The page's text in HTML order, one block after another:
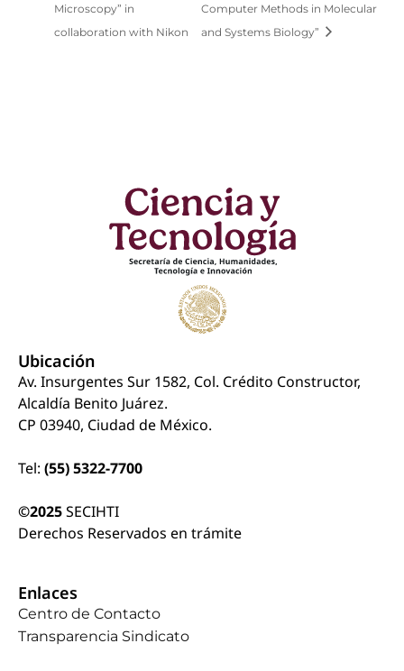
Microscopy” in
collaboration with Nikon
Computer Methods in Molecular
and Systems Biology”
Ubicación
Av. Insurgentes Sur 1582, Col. Crédito Constructor,
Alcaldía Benito Juárez.
CP 03940, Ciudad de México.
Tel: (55) 5322-7700
©2025SECIHTI
Derechos Reservados en trámite
Enlaces
Centro de Contacto
Transparencia Sindicato